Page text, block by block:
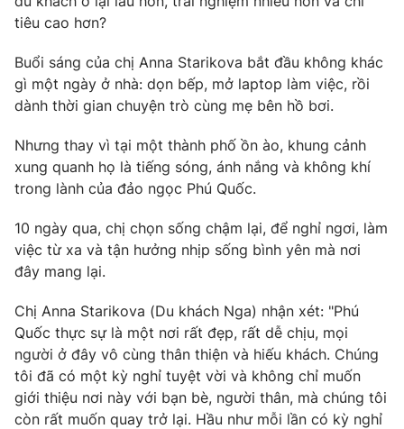
Phim VTV
Hậu trường
Nhân vật
Giải sao mai
Điện ảnh
Âm nhạc
Sao
Đời sống
Làm đẹp
Chất lượng cuộc sống
Giáo dục
Tuyển sinh
Công nghệ
Hitech Công nghệ tương lai
Sản phẩm
Thị trường
Tư vấn
Giao lưu trực tuyến
Chuyên mục khác
Emagazine Podcast
tiêu cao hơn?
Buổi sáng của chị Anna Starikova bắt đầu không khác
gì một ngày ở nhà: dọn bếp, mở laptop làm việc, rồi
dành thời gian chuyện trò cùng mẹ bên hồ bơi.
Nhưng thay vì tại một thành phố ồn ào, khung cảnh
xung quanh họ là tiếng sóng, ánh nắng và không khí
trong lành của đảo ngọc Phú Quốc.
10 ngày qua, chị chọn sống chậm lại, để nghỉ ngơi, làm
việc từ xa và tận hưởng nhịp sống bình yên mà nơi
đây mang lại.
Chị Anna Starikova (Du khách Nga) nhận xét: "Phú
Quốc thực sự là một nơi rất đẹp, rất dễ chịu, mọi
người ở đây vô cùng thân thiện và hiếu khách. Chúng
tôi đã có một kỳ nghỉ tuyệt vời và không chỉ muốn
giới thiệu nơi này với bạn bè, người thân, mà chúng tôi
còn rất muốn quay trở lại. Hầu như mỗi lần có kỳ nghỉ